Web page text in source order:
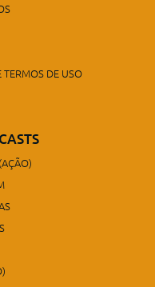
TERMOS DE USO